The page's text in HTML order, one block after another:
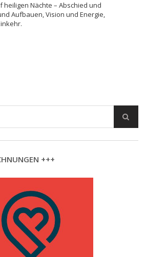
heiligen Nächte – Abschied und
Aufbauen, Vision und Energie,
+++